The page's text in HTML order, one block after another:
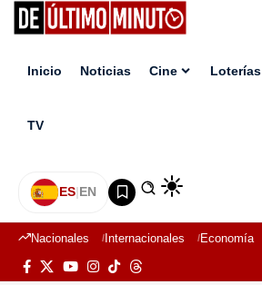
Inicio Noticias Cine Loterías
TV
ES|EN
Nacionales Internacionales Economía